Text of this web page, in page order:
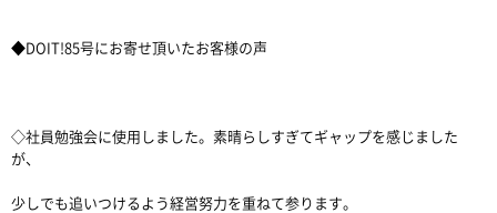
◆DOIT!85号にお寄せ頂いたお客様の声
◇社員勉強会に使用しました。素晴らしすぎてギャップを感じました
が、
少しでも追いつけるよう経営努力を重ねて参ります。